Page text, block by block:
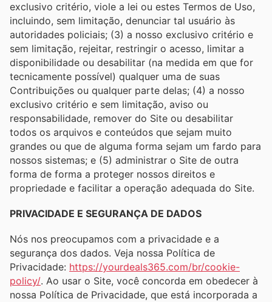
exclusivo critério, viole a lei ou estes Termos de Uso,
incluindo, sem limitação, denunciar tal usuário às
autoridades policiais; (3) a nosso exclusivo critério e
sem limitação, rejeitar, restringir o acesso, limitar a
disponibilidade ou desabilitar (na medida em que for
tecnicamente possível) qualquer uma de suas
Contribuições ou qualquer parte delas; (4) a nosso
exclusivo critério e sem limitação, aviso ou
responsabilidade, remover do Site ou desabilitar
todos os arquivos e conteúdos que sejam muito
grandes ou que de alguma forma sejam um fardo para
nossos sistemas; e (5) administrar o Site de outra
forma de forma a proteger nossos direitos e
propriedade e facilitar a operação adequada do Site.
PRIVACIDADE E SEGURANÇA DE DADOS
Nós nos preocupamos com a privacidade e a
segurança dos dados. Veja nossa Política de
Privacidade: https://yourdeals365.com/br/cookie-
policy/. Ao usar o Site, você concorda em obedecer à
nossa Política de Privacidade, que está incorporada a